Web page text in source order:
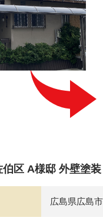
伯区 A様邸 外壁塗
広島県広島